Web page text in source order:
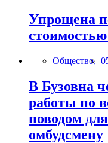
Упрощена
Общество,
В Бузовна
работы по
поводом
омбудсмену